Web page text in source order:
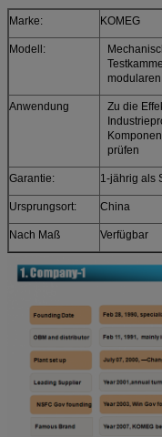
Marke: KOMEG
Modell:
Anwendung
Zu die
prüfen
Garantie: 1-jährig als
Ursprungsort: China
Nach Maß Verfügbar